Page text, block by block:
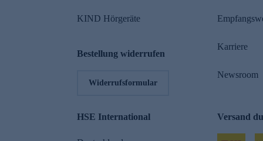
KIND Hörgeräte
Bestellung widerrufen
Widerrufsformular
Karriere
Newsroom
HSE International Versand